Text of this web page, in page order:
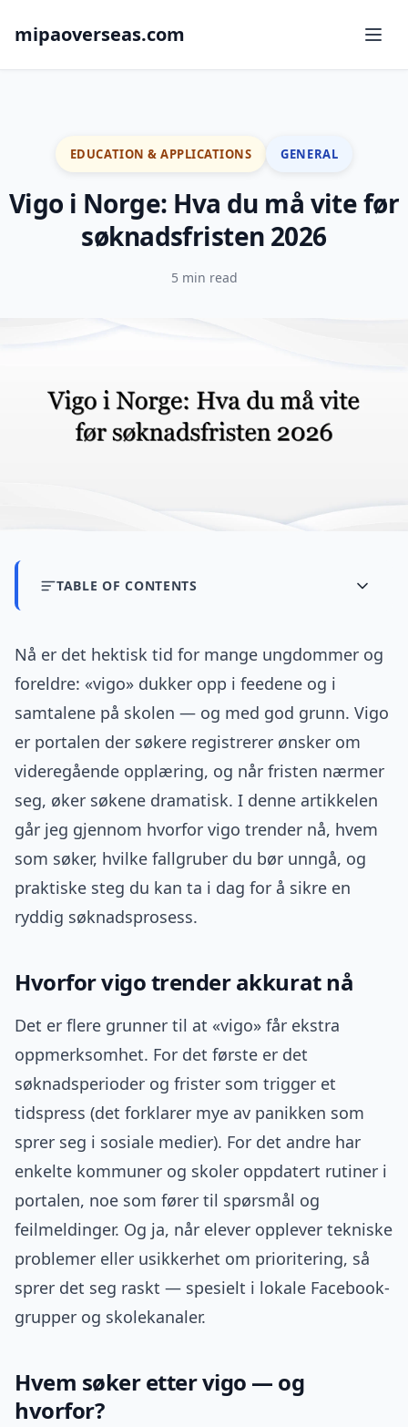
mipaoverseas.com
EDUCATION & APPLICATIONS GENERAL
Vigo i Norge: Hva du må vite før
søknadsfristen 2026
5 min read
TABLE OF CONTENTS
Nå er det hektisk tid for mange ungdommer og
foreldre: «vigo» dukker opp i feedene og i
samtalene på skolen — og med god grunn. Vigo
er portalen der søkere registrerer ønsker om
videregående opplæring, og når fristen nærmer
seg, øker søkene dramatisk. I denne artikkelen
går jeg gjennom hvorfor vigo trender nå, hvem
som søker, hvilke fallgruber du bør unngå, og
praktiske steg du kan ta i dag for å sikre en
ryddig søknadsprosess.
Hvorfor vigo trender akkurat nå
Det er flere grunner til at «vigo» får ekstra
oppmerksomhet. For det første er det
søknadsperioder og frister som trigger et
tidspress (det forklarer mye av panikken som
sprer seg i sosiale medier). For det andre har
enkelte kommuner og skoler oppdatert rutiner i
portalen, noe som fører til spørsmål og
feilmeldinger. Og ja, når elever opplever tekniske
problemer eller usikkerhet om prioritering, så
sprer det seg raskt — spesielt i lokale Facebook-
grupper og skolekanaler.
Hvem søker etter vigo — og
hvorfor?